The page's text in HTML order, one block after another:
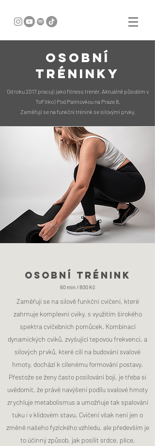
OSOBNÍ
TRÉNINKY
Od roku 2017 pracuji jako fitness trenér. Aktuálně působím v
ToFitko | Pod Palmovkou na Praze 8.
Zaměřuji se na funkční trénink se silovými prvky.
OSOBNÍ TRÉNINK
60 min / 800 Kč
Zaměřuji se na silově funkční cvičení, které
zahrnuje komplexní cviky, s využitím širokého
spektra cvičebních pomůcek. Kombinací
dynamických cviků, zvyšující tepovou frekvenci, a
silových prvků, které cílí na budování svalové
hmoty, dochází k cílenému formování postavy.
Přestože se ženy často posilování bojí, je třeba si
uvědomit, že právě navýšení podílu svalové hmoty
zrychluje metabolismus a umožňuje tak spalování
tuku i v klidovém stavu. Cvičení však není jen o
změně našeho fyzického vzhledu, ale především je
to účinný způsob, jak posílit srdce, plíce,